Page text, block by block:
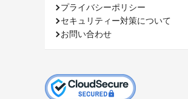
プライバシーポリシー
セキュリティー対策について
お問い合わせ